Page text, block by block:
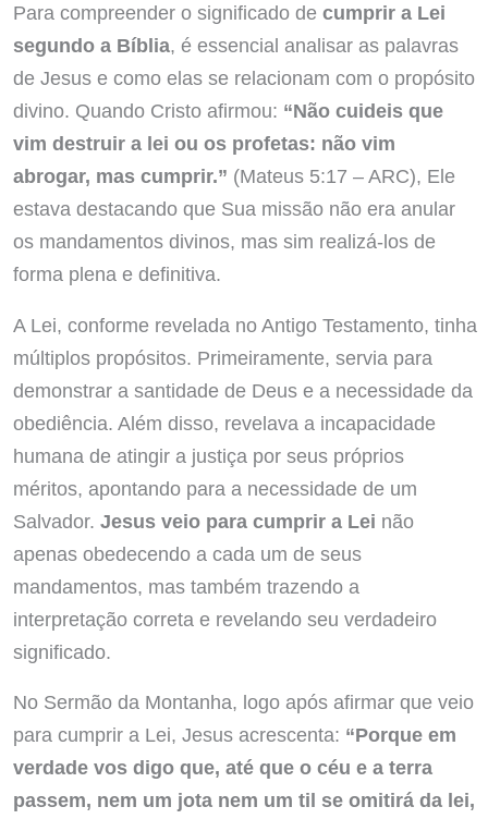
Para compreender o significado de cumprir a Lei
segundo a Bíblia, é essencial analisar as palavras
de Jesus e como elas se relacionam com o propósito
divino. Quando Cristo afirmou: “Não cuideis que
vim destruir a lei ou os profetas: não vim
abrogar, mas cumprir.” (Mateus 5:17 – ARC), Ele
estava destacando que Sua missão não era anular
os mandamentos divinos, mas sim realizá-los de
forma plena e definitiva.
A Lei, conforme revelada no Antigo Testamento, tinha
múltiplos propósitos. Primeiramente, servia para
demonstrar a santidade de Deus e a necessidade da
obediência. Além disso, revelava a incapacidade
humana de atingir a justiça por seus próprios
méritos, apontando para a necessidade de um
Salvador. Jesus veio para cumprir a Lei não
apenas obedecendo a cada um de seus
mandamentos, mas também trazendo a
interpretação correta e revelando seu verdadeiro
significado.
No Sermão da Montanha, logo após afirmar que veio
para cumprir a Lei, Jesus acrescenta: “Porque em
verdade vos digo que, até que o céu e a terra
passem, nem um jota nem um til se omitirá da lei,